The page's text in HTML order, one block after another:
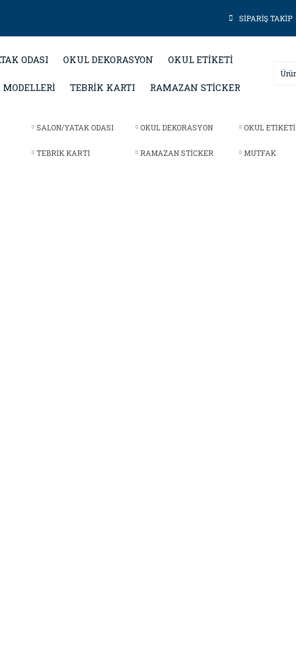
SİPARİŞ TAKİP
ODASI OKUL DEKORASYON OKUL ETİKETİ
TEBRİK KARTI RAMAZAN STİCKER
SALON/YATAK ODASI OKUL DEKORASYON OKUL ETİKETİ
TEBRİK KARTI RAMAZAN STİCKER MUTFAK